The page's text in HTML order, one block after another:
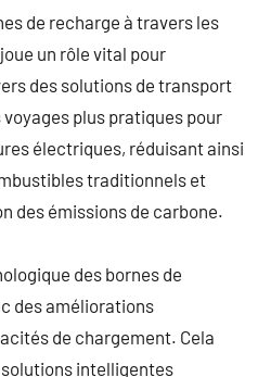
de recharge à travers les
un rôle vital pour
des solutions de transport
plus pratiques pour
électriques, réduisant ainsi
traditionnels et
des émissions de carbone.
des bornes de
des améliorations
de chargement. Cela
intelligentes